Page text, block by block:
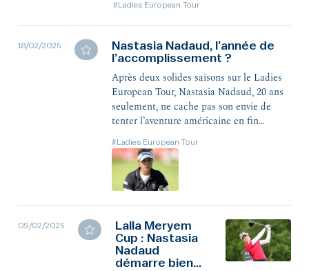
bouclé deux coups au-
dessus du par (72, +2).
#Ladies European Tour
18/02/2025
Nastasia Nadaud, l’année de
l’accomplissement ?
Après deux solides saisons sur le Ladies
European Tour, Nastasia Nadaud, 20 ans
seulement, ne cache pas son envie de
tenter l’aventure américaine en fin
appréhender avec sérénité et surtout
clairvoyance.
#Ladies European Tour
09/02/2025
Lalla Meryem
Cup : Nastasia
Nadaud
démarre bien